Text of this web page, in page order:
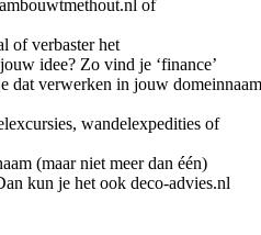
of
of verbaster het
idee? Zo vind je ‘finance’
dat verwerken in jouw
wandelexpedities of
(maar niet meer dan één)
kun je het ook deco-advies.nl